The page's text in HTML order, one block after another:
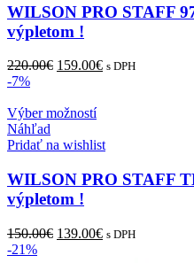
variantov.
Možnosti
vybrať
stránke
produktu.
WILSON PRO STAFF
výpletom !
220.00€ Pôvodná
220.00€.
159.00€Aktuálna
s DPH
-7%
Výber možnostíTento
má
variantov.
Možnosti
vybrať
Náhľad
Pridať na wishlist
WILSON PRO STAFF
výpletom !
150.00€ Pôvodná
139.00€Aktuálna
s DPH
-21%